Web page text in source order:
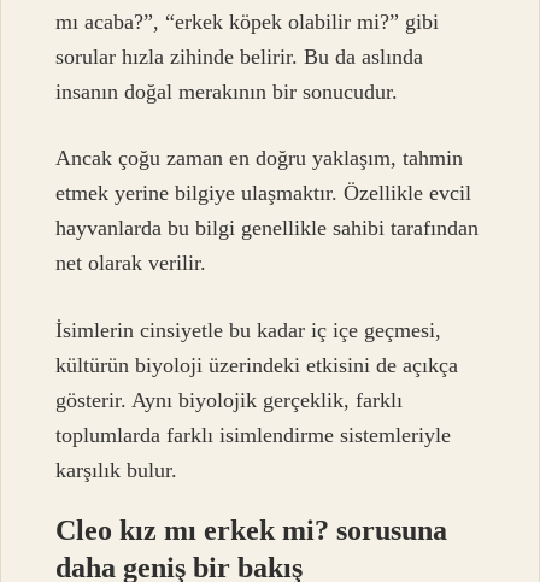
mı acaba?”, “erkek köpek olabilir mi?” gibi
sorular hızla zihinde belirir. Bu da aslında
insanın doğal merakının bir sonucudur.
Ancak çoğu zaman en doğru yaklaşım, tahmin
etmek yerine bilgiye ulaşmaktır. Özellikle evcil
hayvanlarda bu bilgi genellikle sahibi tarafından
net olarak verilir.
İsimlerin cinsiyetle bu kadar iç içe geçmesi,
kültürün biyoloji üzerindeki etkisini de açıkça
gösterir. Aynı biyolojik gerçeklik, farklı
toplumlarda farklı isimlendirme sistemleriyle
karşılık bulur.
Cleo kız mı erkek mi? sorusuna
daha geniş bir bakış